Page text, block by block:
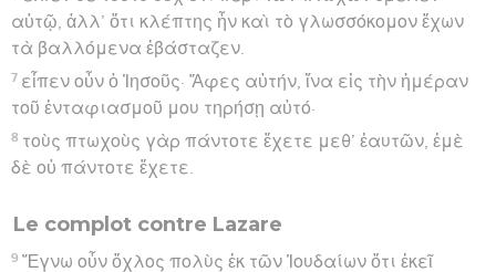
αὐτῷ, ἀλλ’ ὅτι κλέπτης ἦν καὶ τὸ γλωσσόκομον ἔχων
τὰ βαλλόμενα ἐβάσταζεν.
7 εἶπεν οὖν ὁ Ἰησοῦς· Ἄφες αὐτήν, ἵνα εἰς τὴν ἡμέραν
τοῦ ἐνταφιασμοῦ μου τηρήσῃ αὐτό·
8 τοὺς πτωχοὺς γὰρ πάντοτε ἔχετε μεθ’ ἑαυτῶν, ἐμὲ
δὲ οὐ πάντοτε ἔχετε.
Le complot contre Lazare
9 Ἔγνω οὖν ὄχλος πολὺς ἐκ τῶν Ἰουδαίων ὅτι ἐκεῖ